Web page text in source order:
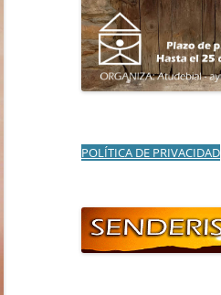
POLÍTICA DE PRIVACIDAD